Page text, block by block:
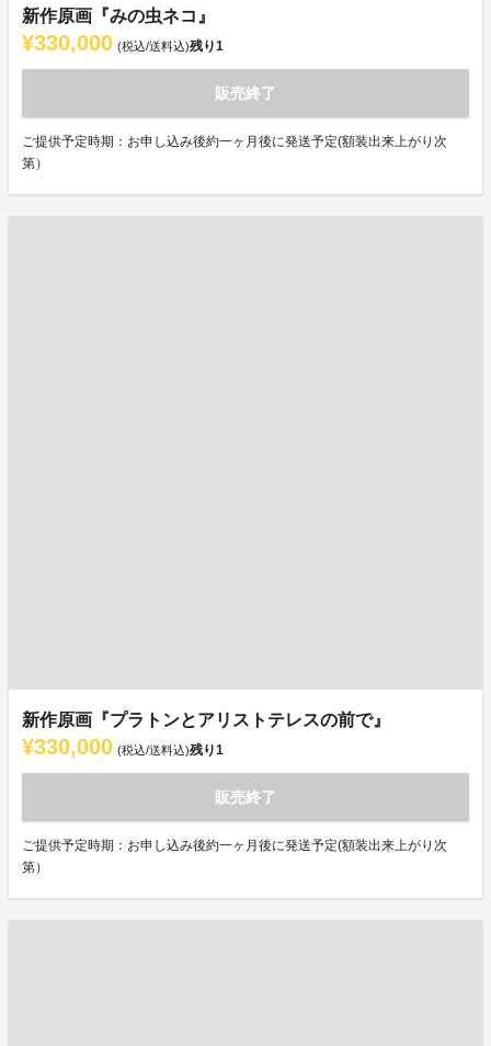
新作原画『みの虫ネコ』
¥330,000 (税込/送料込)残り1
販売終了
ご提供予定時期：お申し込み後約一ヶ月後に発送予定(額装出来上がり次
第）
新作原画『プラトンとアリストテレスの前で』
¥330,000 (税込/送料込)残り1
販売終了
ご提供予定時期：お申し込み後約一ヶ月後に発送予定(額装出来上がり次
第）